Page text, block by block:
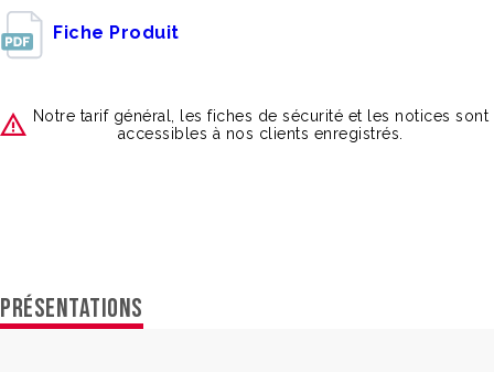
Fiche Produit
Notre tarif général, les fiches de sécurité et les notices sont
accessibles à nos clients enregistrés.
PRÉSENTATIONS